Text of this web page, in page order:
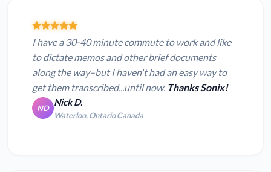
I have a 30-40 minute commute to work and like
to dictate memos and other brief documents
along the way–but I haven't had an easy way to
get them transcribed...until now. Thanks Sonix!
ND
Nick D.
Waterloo, Ontario Canada